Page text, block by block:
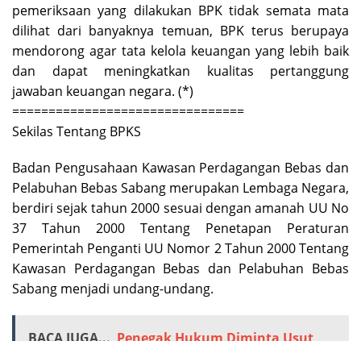
pemeriksaan yang dilakukan BPK tidak semata mata
dilihat dari banyaknya temuan, BPK terus berupaya
mendorong agar tata kelola keuangan yang lebih baik
dan dapat meningkatkan kualitas pertanggung
jawaban keuangan negara. (*)
================================
Sekilas Tentang BPKS
Badan Pengusahaan Kawasan Perdagangan Bebas dan
Pelabuhan Bebas Sabang merupakan Lembaga Negara,
berdiri sejak tahun 2000 sesuai dengan amanah UU No
37 Tahun 2000 Tentang Penetapan Peraturan
Pemerintah Penganti UU Nomor 2 Tahun 2000 Tentang
Kawasan Perdagangan Bebas dan Pelabuhan Bebas
Sabang menjadi undang-undang.